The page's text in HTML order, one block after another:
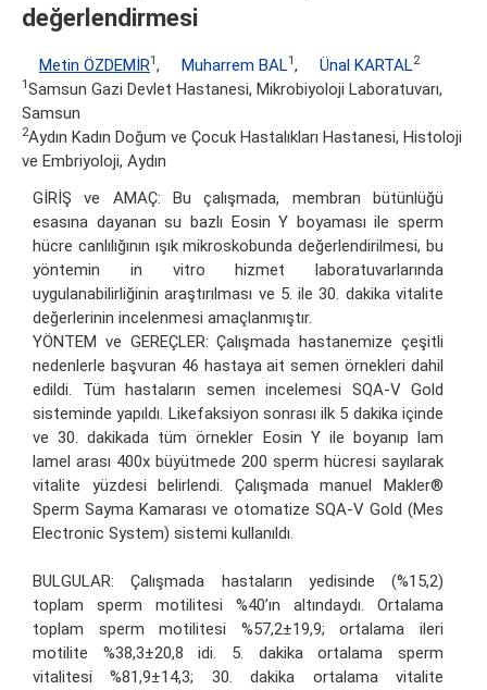
değerlendirmesi
Metin ÖZDEMİR1, Muharrem BAL1, Ünal KARTAL2
1Samsun Gazi Devlet Hastanesi, Mikrobiyoloji Laboratuvarı,
Samsun
2Aydın Kadın Doğum ve Çocuk Hastalıkları Hastanesi, Histoloji
ve Embriyoloji, Aydın
GİRİŞ ve AMAÇ: Bu çalışmada, membran bütünlüğü
esasına dayanan su bazlı Eosin Y boyaması ile sperm
hücre canlılığının ışık mikroskobunda değerlendirilmesi, bu
yöntemin in vitro hizmet laboratuvarlarında
uygulanabilirliğinin araştırılması ve 5. ile 30. dakika vitalite
değerlerinin incelenmesi amaçlanmıştır.
YÖNTEM ve GEREÇLER: Çalışmada hastanemize çeşitli
nedenlerle başvuran 46 hastaya ait semen örnekleri dahil
edildi. Tüm hastaların semen incelemesi SQA-V Gold
sisteminde yapıldı. Likefaksiyon sonrası ilk 5 dakika içinde
ve 30. dakikada tüm örnekler Eosin Y ile boyanıp lam
lamel arası 400x büyütmede 200 sperm hücresi sayılarak
vitalite yüzdesi belirlendi. Çalışmada manuel Makler®
Sperm Sayma Kamarası ve otomatize SQA-V Gold (Mes
Electronic System) sistemi kullanıldı.
BULGULAR: Çalışmada hastaların yedisinde (%15,2)
toplam sperm motilitesi %40’ın altındaydı. Ortalama
toplam sperm motilitesi %57,2±19,9; ortalama ileri
motilite %38,3±20,8 idi. 5. dakika ortalama sperm
vitalitesi %81,9±14,3; 30. dakika ortalama vitalite